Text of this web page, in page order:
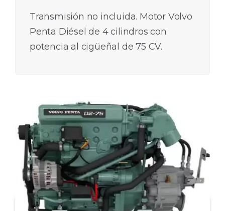
Transmisión no incluida. Motor Volvo
Penta Diésel de 4 cilindros con
potencia al cigüeñal de 75 CV.